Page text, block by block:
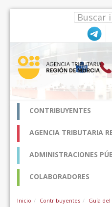
CONTRIBUYENTES
AGENCIA TRIBUTARIA
ADMINISTRACIONES
COLABORADORES
Inicio Contribuyentes Guía